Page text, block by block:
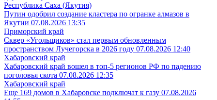
Республика Саха (Якутия)
Путин одобрил создание кластера по огранке алмазов в
Якутии 07.08.2026 13:35
Приморский край
Сквер «Угольщиков» стал первым обновленным
пространством Лучегорска в 2026 году 07.08.2026 12:40
Хабаровский край
Хабаровский край вошел в топ-5 регионов РФ по падению
поголовья скота 07.08.2026 12:35
Хабаровский край
Еще 169 домов в Хабаровске подключат к газу 07.08.2026